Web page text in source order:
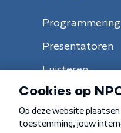
Programmering
Presentatoren
Luisteren
Algemene